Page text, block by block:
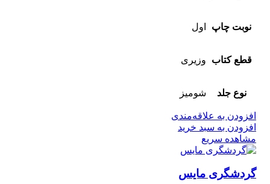
نوبت چاپ اول
قطع کتاب وزیری
نوع جلد شومیز
افزودن به علاقه‌مندی
افزودن به سبد خرید
مشاهده سریع
گردشگری مایس